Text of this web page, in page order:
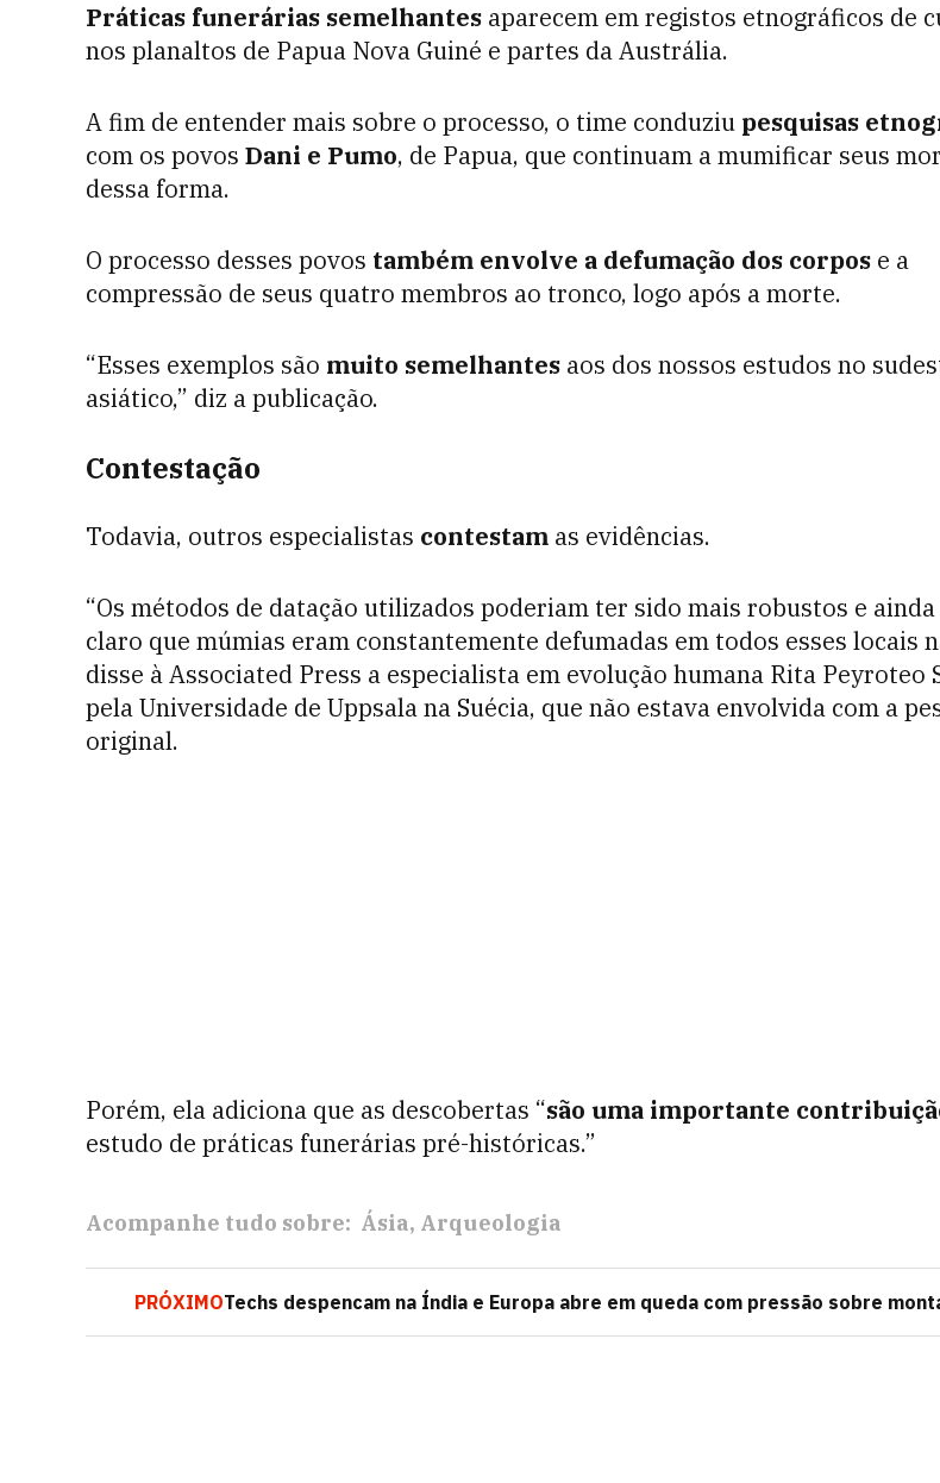
Práticas funerárias semelhantes aparecem em registos etnográficos de
nos planaltos de Papua Nova Guiné e partes da Austrália.
A fim de entender mais sobre o processo, o time conduziu pesquisas
com os povos Dani e Pumo, de Papua, que continuam a mumificar seus
dessa forma.
O processo desses povos também envolve a defumação dos corpos e a
compressão de seus quatro membros ao tronco, logo após a morte.
“Esses exemplos são muito semelhantes aos dos nossos estudos no
asiático,” diz a publicação.
Contestação
Todavia, outros especialistas contestam as evidências.
“Os métodos de datação utilizados poderiam ter sido mais robustos e ainda
claro que múmias eram constantemente defumadas em todos esses locais
disse à Associated Press a especialista em evolução humana Rita Peyroteo
pela Universidade de Uppsala na Suécia, que não estava envolvida com a
original.
Porém, ela adiciona que as descobertas “são uma importante
estudo de práticas funerárias pré-históricas.”
Acompanhe tudo sobre: Ásia Arqueologia
PRÓXIMOTechs despencam na Índia e Europa abre em queda com pressão sobre